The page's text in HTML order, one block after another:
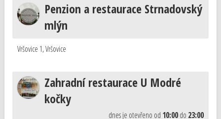
Penzion a restaurace Strnadovský
mlýn
Vršovice 1,Vršovice
Zahradní restaurace U Modré
kočky
dnes je otevřeno od 10:00do 23:00